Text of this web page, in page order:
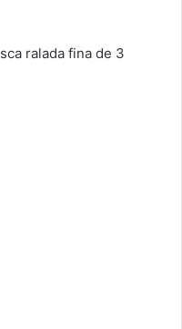
ralada fina de 3